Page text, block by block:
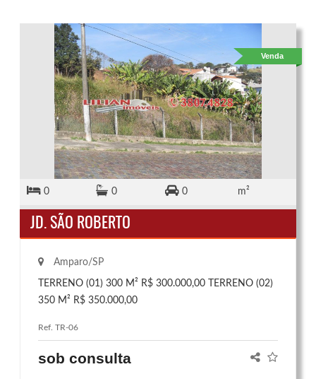
Venda
0 0 0 m²
JD. SÃO ROBERTO
Amparo/SP
TERRENO (01) 300 M² R$ 300.000,00 TERRENO (02)
350 M² R$ 350.000,00
Ref. TR-06
sob consulta